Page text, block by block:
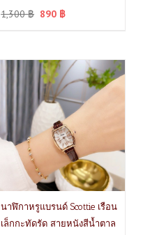
1,300฿ 890 ฿
นาฬิกาหรูแบรนด์ Scottie เรือน
เล็กกะทัดรัด สายหนังสีน้ำตาล